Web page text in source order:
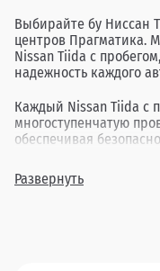
Выбирайте бу Ниссан
центров Прагматика.
Nissan Tiida с
надежность каждого
Каждый Nissan Tiida с
многоступенчатую
обеспечивая
года выпуска,
каждого клиента.
Развернуть